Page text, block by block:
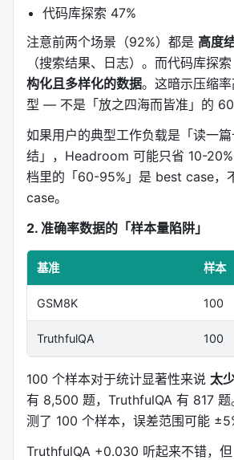
Kompress-base
Image compressor 图片
---
JSON 是 Agent 工具输出的主要格
SmartCrusher 不是简单地去空格
缩：
4.1 常量提取（Constant
// 原始（100条搜索结果）
[
{"file": "/src/utils/
{"file": "/src/utils/
  ...
// SmartCrusher 压缩后
{"schema": ["file", "line",
{"data": [
["/src/utils/helper.js", 42,
["/src/utils/logger.js", 15,
代码库探索 47%
注意前两个场景（92%）都是 高度
（搜索结果、日志）。而代码库探
构化且多样化的数据。这暗示压缩
型 — 不是「放之四海而皆准」的
如果用户的典型工作负载是「读一
结」，Headroom 可能只省 10-
档里的「60-95%」是 best case，
case。
2. 准确率数据的「样本量陷阱」
基准 样本
GSM8K 100
TruthfulQA 100
100 个样本对于统计显著性来说 太
有 8,500 题，TruthfulQA 有 817
测了 100 个样本，误差范围可能
TruthfulQA +0.030 听起来不错，